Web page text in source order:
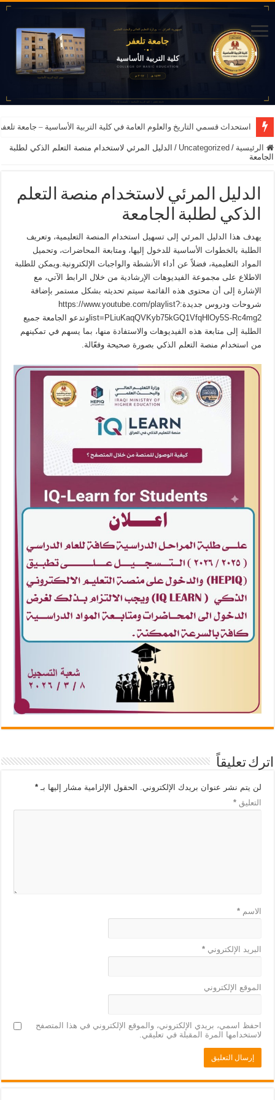
استحداث قسمي التاريخ والعلوم العامة في كلية التربية الأساسية – جامعة تلعفر للعام
الرئيسية /
Uncategorized
/ الدليل المرئي لاستخدام منصة التعلم الذكي لطلبة
الجامعة
الدليل المرئي لاستخدام منصة التعلم
الذكي لطلبة الجامعة
يهدف هذا الدليل المرئي إلى تسهيل استخدام المنصة التعليمية، وتعريف
الطلبة بالخطوات الأساسية للدخول إليها، ومتابعة المحاضرات، وتحميل
المواد التعليمية، فضلاً عن أداء الأنشطة والواجبات الإلكترونية.ويمكن للطلبة
الاطلاع على مجموعة الفيديوهات الإرشادية من خلال الرابط الآتي، مع
الإشارة إلى أن محتوى هذه القائمة سيتم تحديثه بشكل مستمر بإضافة
شروحات ودروس جديدة:https://www.youtube.com/playlist?
list=PLiuKaqQVKyb75kGQ1VfqHlOy5S-Rc4mg2وتدعو الجامعة جميع
الطلبة إلى متابعة هذه الفيديوهات والاستفادة منها، بما يسهم في تمكينهم
من استخدام منصة التعلم الذكي بصورة صحيحة وفعّالة.
اترك تعليقاً
لن يتم نشر عنوان بريدك الإلكتروني. الحقول الإلزامية مشار إليها بـ*
التعليق*
الاسم*
البريد الإلكتروني*
الموقع الإلكتروني
احفظ اسمي، بريدي الإلكتروني، والموقع الإلكتروني في هذا المتصفح
لاستخدامها المرة المقبلة في تعليقي.